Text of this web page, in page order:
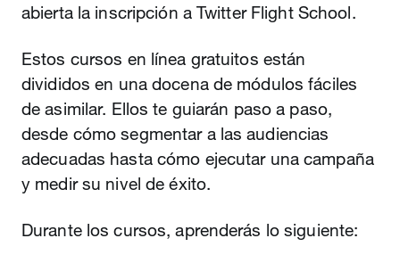
abierta la inscripción a Twitter Flight School.
Estos cursos en línea gratuitos están
divididos en una docena de módulos fáciles
de asimilar. Ellos te guiarán paso a paso,
desde cómo segmentar a las audiencias
adecuadas hasta cómo ejecutar una campaña
y medir su nivel de éxito.
Durante los cursos, aprenderás lo siguiente: